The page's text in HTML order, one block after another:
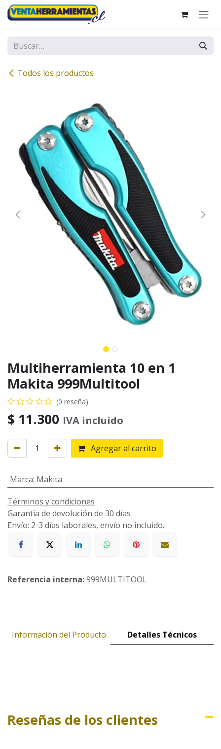
Ir al contenido
Todos los productos
Multiherramienta 10 en 1
Makita 999Multitool
(0 reseña)
$ 11.300 IVA incluido
Agregar al carrito
Marca: Makita
Términos y condiciones
Garantía de devolución de 30 días
Envío: 2-3 días laborales, envío no incluido.
Referencia interna:999MULTITOOL
Información del Producto Detalles Técnicos
Reseñas de los clientes